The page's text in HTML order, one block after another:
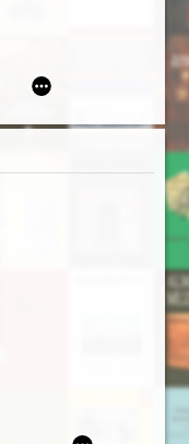
w XVI-wiecznej